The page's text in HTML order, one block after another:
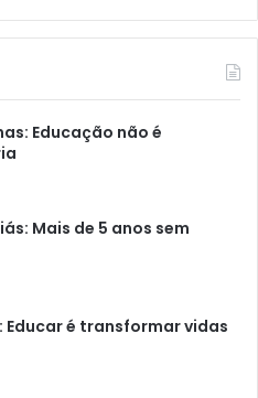
Educação não é
Mais de 5 anos sem
Educar é transformar vidas